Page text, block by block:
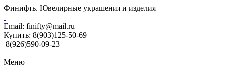
Финифть. Ювелирные украшения и изделия
Email: finifty@mail.ru
Купить: 8(903)125-50-69
8(926)590-09-23
Меню